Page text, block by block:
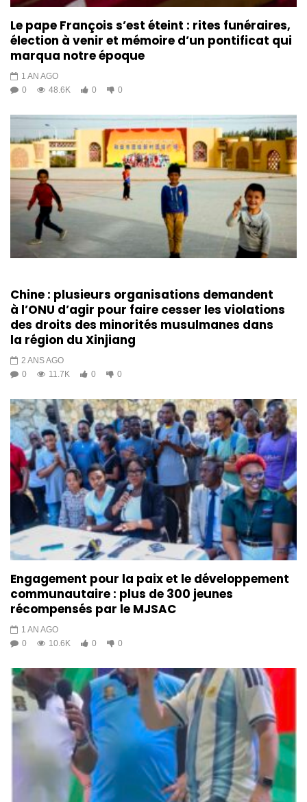
Le pape François s’est éteint : rites funéraires,
élection à venir et mémoire d’un pontificat qui
marqua notre époque
1 AN AGO
0
48.6K 0 0
Chine : plusieurs organisations demandent
à l’ONU d’agir pour faire cesser les violations
des droits des minorités musulmanes dans
la région du Xinjiang
2 ANS AGO
0
11.7K 0 0
Engagement pour la paix et le développement
communautaire : plus de 300 jeunes
récompensés par le MJSAC
1 AN AGO
0
10.6K 0 0